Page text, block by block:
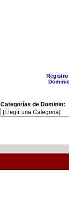
Categorías de Dominio: